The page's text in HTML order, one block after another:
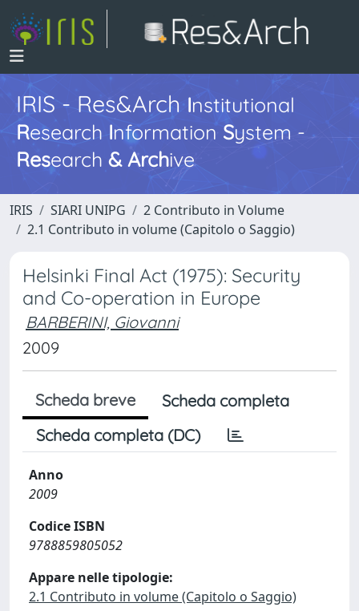
IRIS - Res&ArchInstitutional
Research InformationSystem -
Research & Archive
IRIS SIARI UNIPG
2 Contributo in Volume
2.1 Contributo in volume (Capitolo o Saggio)
Helsinki Final Act (1975): Security
and Co-operation in Europe
BARBERINI, Giovanni
2009
Scheda breve
Scheda completa
Scheda completa (DC)
Anno
2009
Codice ISBN
9788859805052
Appare nelle tipologie:
2.1 Contributo in volume (Capitolo o Saggio)